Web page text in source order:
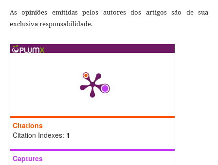
As opiniões emitidas pelos autores dos artigos são de sua
exclusiva responsabilidade.
Citations
Citation Indexes: 1
Captures